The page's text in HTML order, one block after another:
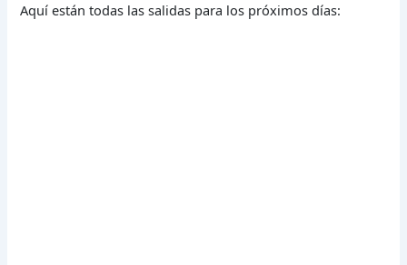
Aquí están todas las salidas para los próximos días: